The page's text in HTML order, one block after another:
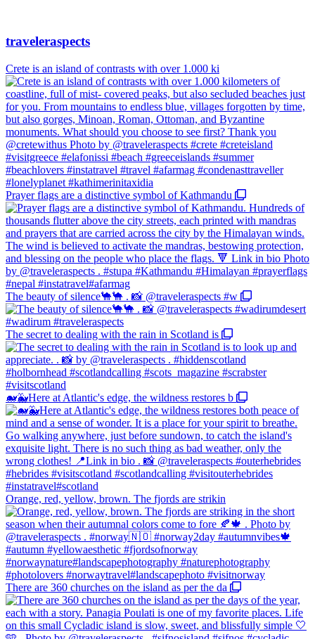
traveleraspects
Crete is an island of contrasts with over 1.000 ki
Prayer flags are a distinctive symbol of Kathmandu
The beauty of silence🐪🐪 . 📸 @traveleraspects #w
The secret to dealing with the rain in Scotland is
🐋🐳Here at Atlantic's edge, the wildness restores b
Orange, red, yellow, brown. The fjords are strikin
There are 360 churches on the island as per the da